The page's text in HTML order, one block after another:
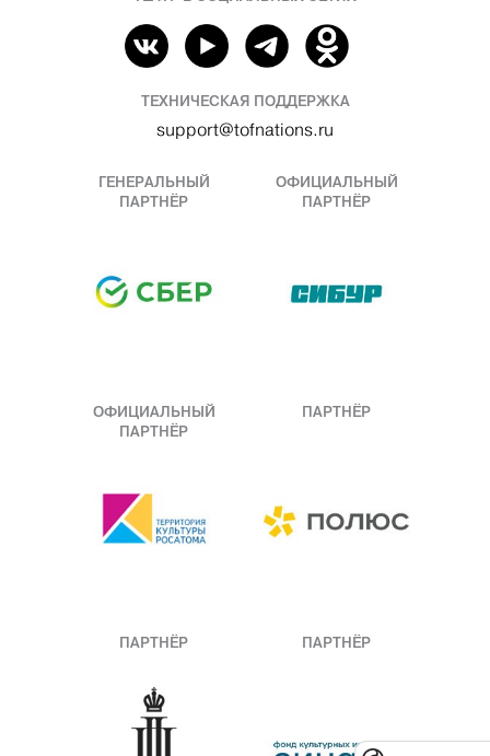
ТЕХНИЧЕСКАЯ ПОДДЕРЖКА
support@tofnations.ru
ГЕНЕРАЛЬНЫЙ
ПАРТНЁР
ОФИЦИАЛЬНЫЙ
ПАРТНЁР
ОФИЦИАЛЬНЫЙ
ПАРТНЁР
ПАРТНЁР
ПАРТНЁР ПАРТНЁР